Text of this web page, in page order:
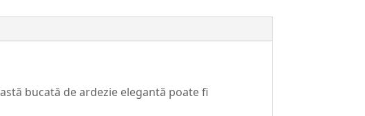
bucată de ardezie elegantă poate fi